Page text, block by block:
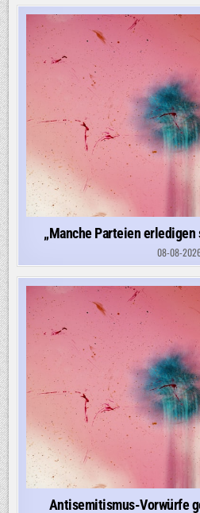
„Manche Parteien
08-08-
Antisemitismus-Vorwürfe